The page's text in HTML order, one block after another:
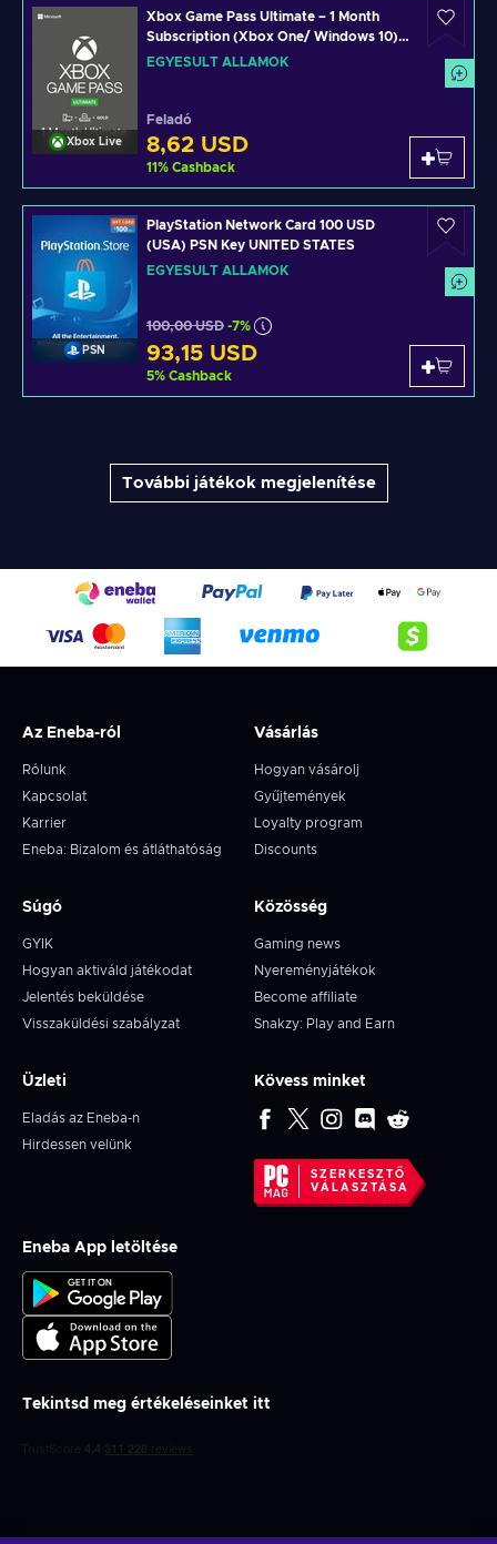
Xbox Live
Xbox Game Pass Ultimate – 1 Month
Subscription (Xbox One/ Windows 10)
non-stackable Xbox Live Key UNITED
EGYESÜLT ÁLLAMOK
Feladó
8,62 USD
11% Cashback
PSN
PlayStation Network Card 100 USD
(USA) PSN Key UNITED STATES
EGYESÜLT ÁLLAMOK
100,00 USD -7%
93,15 USD
5% Cashback
További játékok megjelenítése
Az Eneba-ról
Rólunk
Kapcsolat
Karrier
Eneba: Bizalom és átláthatóság
Vásárlás
Hogyan vásárolj
Gyűjtemények
Loyalty program
Discounts
Súgó
GYIK
Hogyan aktiváld játékodat
Jelentés beküldése
Visszaküldési szabályzat
Közösség
Gaming news
Nyereményjátékok
Become affiliate
Snakzy: Play and Earn
Üzleti
Eladás az Eneba-n
Hirdessen velünk
Kövess minket
SZERKESZTŐ
VÁLASZTÁSA
Eneba App letöltése
Tekintsd meg értékeléseinket itt